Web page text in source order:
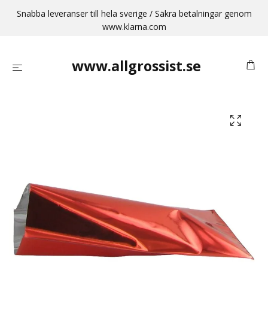
Snabba leveranser till hela sverige / Säkra betalningar genom
www.klarna.com
www.allgrossist.se